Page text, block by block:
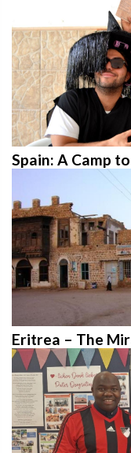
Spain: A Camp
Eritrea – The